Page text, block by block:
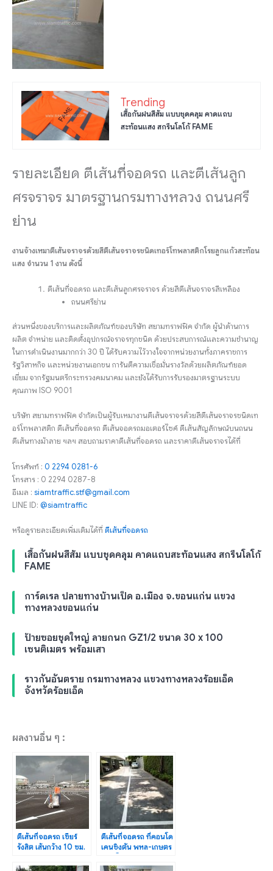
Trending
เสื้อกันฝนสีส้ม แบบชุดคลุม คาดแถบ
สะท้อนแสง สกรีนโลโก้ FAME
รายละเอียด ตีเส้นที่จอดรถ และตีเส้นลูก
ศรจราจร มาตรฐานกรมทางหลวง ถนนศรี
ย่าน
งานจ้างเหมาตีเส้นจราจรด้วยสีตีเส้นจราจรชนิดเทอร์โทพลาสติกโรยลูกแก้วสะท้อน
แสง จำนวน 1 งาน ดังนี้
ตีเส้นที่จอดรถ และตีเส้นลูกศรจราจร ด้วยสีตีเส้นจราจรสีเหลือง
ถนนศรีย่าน
ส่วนหนึ่งของบริการและผลิตภัณฑ์ของบริษัท สยามทราฟฟิค จำกัด ผู้นำด้านการ
ผลิต จำหน่าย และติดตั้งอุปกรณ์จราจรทุกชนิด ด้วยประสบการณ์และความชำนาญ
ในการดำเนินงานมากกว่า 30 ปี ได้รับความไว้วางใจจากหน่วยงานทั้งภาคราชการ
รัฐวิสาหกิจ และหน่วยงานเอกชน การันตีความเชื่อมั่นรางวัลด้วยผลิตภัณฑ์ยอด
เยี่ยม จากรัฐมนตรีกระทรวงคมนาคม และยังได้รับการรับรองมาตรฐานระบบ
คุณภาพ ISO 9001
บริษัท สยามทราฟฟิค จำกัดเป็นผู้รับเหมางานตีเส้นจราจรด้วยสีตีเส้นจราจรชนิดเท
อร์โทพลาสติก ตีเส้นที่จอดรถ ตีเส้นจอดรถมอเตอร์ไซค์ ตีเส้นสัญลักษณ์บนถนน
ตีเส้นทางม้าลาย ฯลฯ สอบถามราคาตีเส้นที่จอดรถ และราคาตีเส้นจราจรได้ที่
โทรศัพท์ : 0 2294 0281-6
โทรสาร : 0 2294 0287-8
อีเมล : siamtraffic.stf@gmail.com
LINE ID: @siamtraffic
หรือดูรายละเอียดเพิ่มเติมได้ที่ ตีเส้นที่จอดรถ
เสื้อกันฝนสีส้ม แบบชุดคลุม คาดแถบสะท้อนแสง สกรีนโลโก้
FAME
การ์ดเรล ปลายทางบ้านเป็ด อ.เมือง จ.ขอนแก่น แขวง
ทางหลวงขอนแก่น
ป้ายซอยชุดใหญ่ ลายกนก GZ1/2 ขนาด 30 x 100
เซนติเมตร พร้อมเสา
ราวกันอันตราย กรมทางหลวง แขวงทางหลวงร้อยเอ็ด
จังหวัดร้อยเอ็ด
ผลงานอื่น ๆ :
ตีเส้นที่จอดรถ เซียร์
รังสิต เส้นกว้าง 10 ซม.
ตีเส้นที่จอดรถ ที่คอนโด
เคนซิงตัน พหล-เกษตร